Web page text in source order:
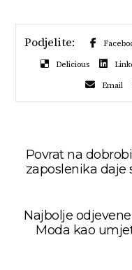
Delicious
Email
Povrat na
zaposlenika daje
Najbolje
Moda kao